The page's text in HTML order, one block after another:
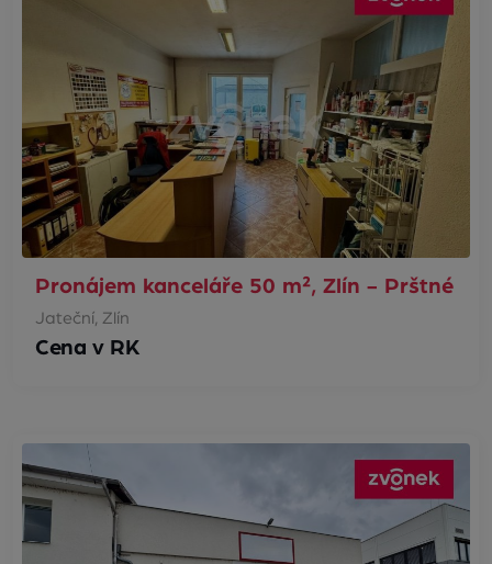
Pronájem kanceláře 50 m², Zlín - Prštné
Jateční, Zlín
Cena v RK